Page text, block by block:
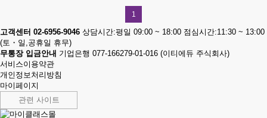
1
고객센터 02-6956-9046 상담시간:평일 09:00 ~ 18:00 점심시간:11:30 ~ 13:00
(토・일,공휴일 휴무)
무통장 입금안내 기업은행 077-166279-01-016 (이티에듀 주식회사)
서비스이용약관
개인정보처리방침
마이페이지
관련 사이트